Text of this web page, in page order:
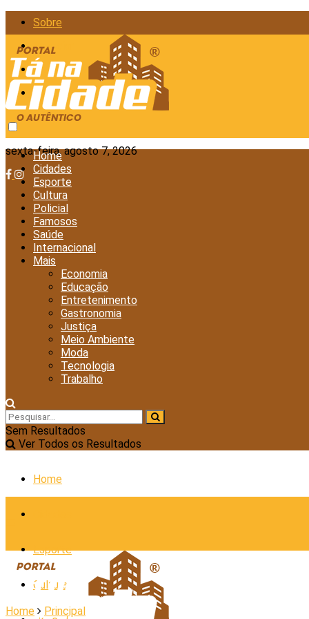
Sobre
Anunciar
Política de Privacidade
Contato
sexta-feira, agosto 7, 2026
Home
Cidades
Esporte
Cultura
Policial
Famosos
Saúde
Internacional
Mais
Economia
Educação
Entretenimento
Gastronomia
Justiça
Meio Ambiente
Moda
Tecnologia
Trabalho
Sem Resultados
Ver Todos os Resultados
Home
Esporte
Cultura
Home Principal